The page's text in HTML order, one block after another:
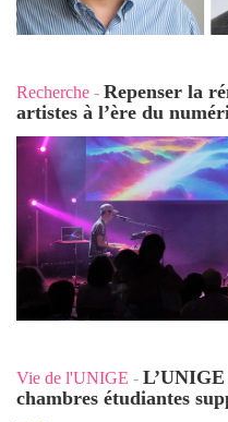
Recherche - Repenser la
artistes à l’ère du
Vie de l'UNIGE - L’UNIGE
chambres étudiantes